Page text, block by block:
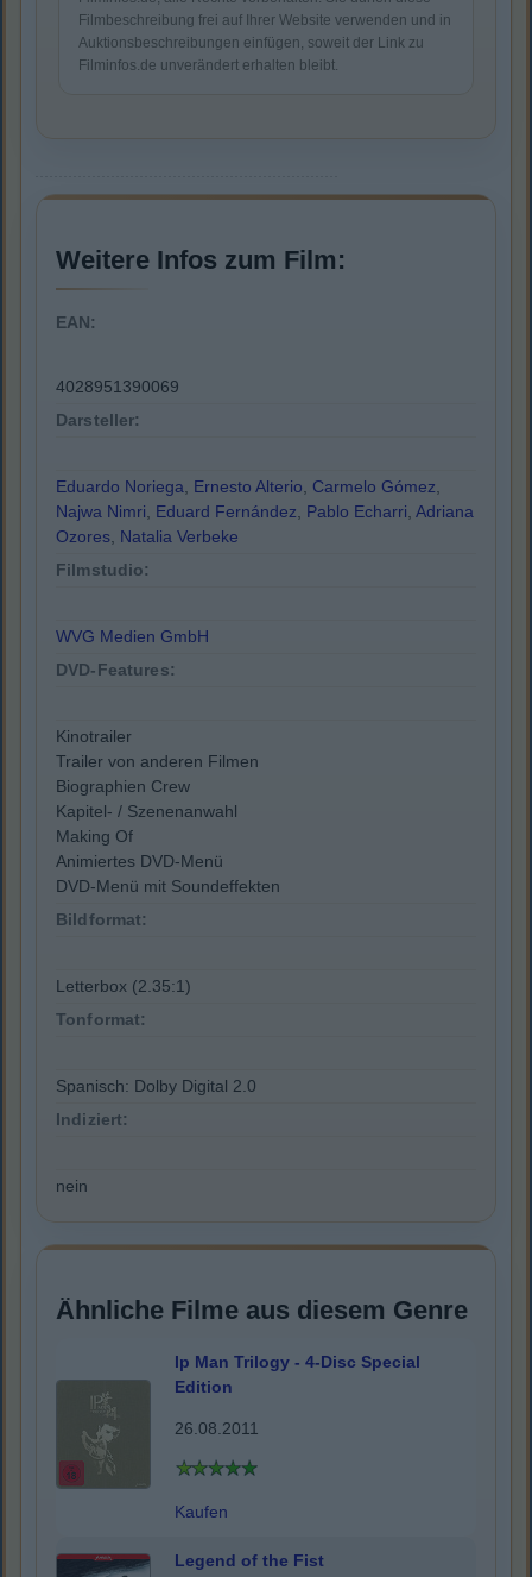
Filmbeschreibung frei auf Ihrer Website verwenden und in
Auktionsbeschreibungen einfügen, soweit der Link zu
Filminfos.de unverändert erhalten bleibt.
Weitere Infos zum Film:
EAN:
4028951390069
Darsteller:
Eduardo Noriega, Ernesto Alterio, Carmelo Gómez,
Najwa Nimri, Eduard Fernández, Pablo Echarri, Adriana
Ozores, Natalia Verbeke
Filmstudio:
WVG Medien GmbH
DVD-Features:
Kinotrailer
Trailer von anderen Filmen
Biographien Crew
Kapitel- / Szenenanwahl
Making Of
Animiertes DVD-Menü
DVD-Menü mit Soundeffekten
Bildformat:
Letterbox (2.35:1)
Tonformat:
Spanisch: Dolby Digital 2.0
Indiziert:
nein
Ähnliche Filme aus diesem Genre
Ip Man Trilogy - 4-Disc Special
Edition
26.08.2011
Kaufen
Legend of the Fist